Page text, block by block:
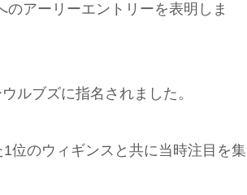
アーリーエントリーを表明しま
ルブズに指名されました。
位のウィギンスと共に当時注目を集